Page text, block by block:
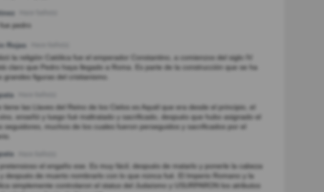
pedro
Rojas
la religión Católica fue el emperador Constantino, a comienzos del siglo IV.
claro que Pedro haya llegado a Roma. Es parte de la construcción que se ha
grandes figuras del cristianismo.
tiene las Llaves del Reino de los Cielos es Aquél que era desde el principio, el
enseñó y luego fué maltratado y sacrificado, después que hubo asignado el
seguidores, muchos de los cuales fueron perseguidos y sacrificados por el
el engaño ese. Es muy fácil, después de matarlo y ponerle la cabeza
y después de muerto nombrarlo con lo que núnca fué. El Imperio Romano y la
simplemente controlaron el status del Judaísmo y USURPARON los atributos